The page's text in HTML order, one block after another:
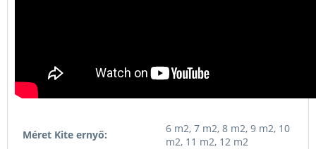
Méret Kite ernyő:
6 m2, 7 m2, 8 m2, 9 m2, 10
m2, 11 m2, 12 m2